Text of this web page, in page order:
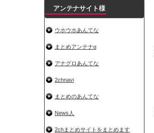
アンテナサイト様
ウホウホあんてな
まとめアンテナα
アナグロあんてな
2chnavi
まとめのあんてな
News人
2chまとめサイトをまとめます